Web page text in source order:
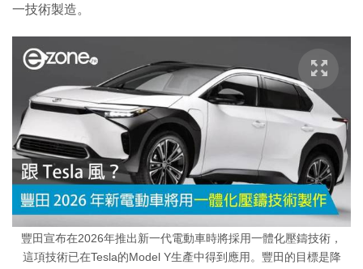
一技術製造。
豐田宣布在2026年推出新一代電動車時將採用一體化壓鑄技術，
這項技術已在Tesla的Model Y生產中得到應用。豐田的目標是降